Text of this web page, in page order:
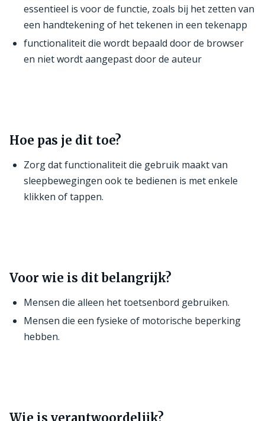
essentieel is voor de functie, zoals bij het zetten van
een handtekening of het tekenen in een tekenapp
functionaliteit die wordt bepaald door de browser
en niet wordt aangepast door de auteur
Hoe pas je dit toe?
Zorg dat functionaliteit die gebruik maakt van
sleepbewegingen ook te bedienen is met enkele
klikken of tappen.
Voor wie is dit belangrijk?
Mensen die alleen het toetsenbord gebruiken.
Mensen die een fysieke of motorische beperking
hebben.
Wie is verantwoordelijk?